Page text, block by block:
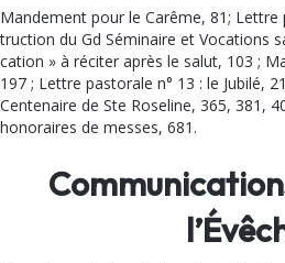
Mandement pour le Carême, 81;
truction du Gd Séminaire et Vo­cations
cation » à réciter après le salut, 103 ;
197 ; Lettre pastorale n° 13 : le Jubilé,
Centenaire de Ste Roseline, 365, 381,
honorai­res de messes, 681.